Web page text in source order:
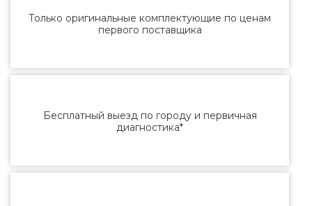
Только оригинальные комплектующие по ценам
первого поставщика
Бесплатный выезд по городу и первичная
диагностика*